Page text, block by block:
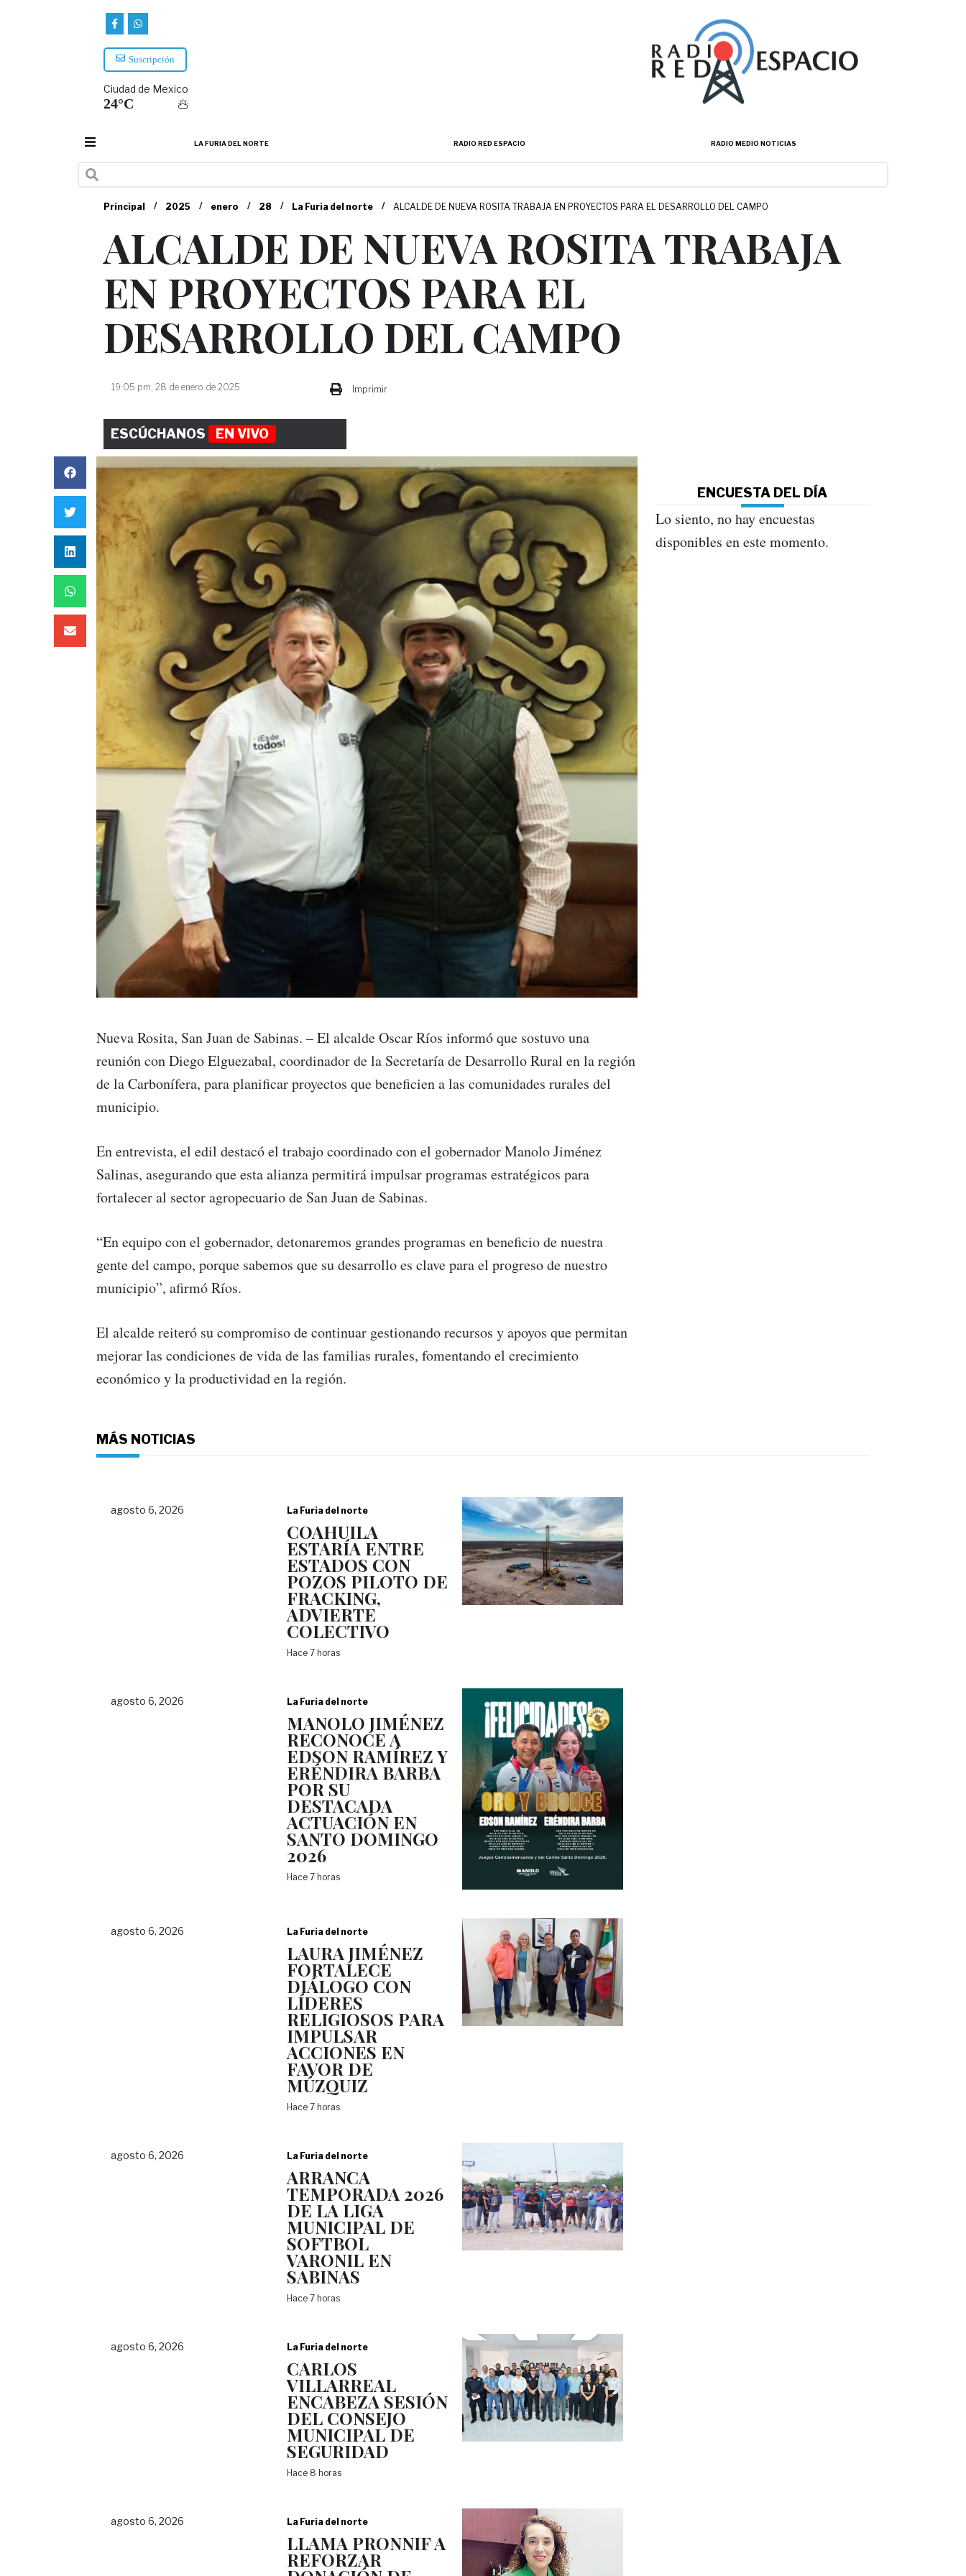
Suscripción
Ciudad de Mexico
24°C
LA FURIA DEL NORTE RADIO RED ESPACIO RADIO MEDIO NOTICIAS
Principal / 2025 / enero / 28 / La Furia del norte / ALCALDE DE NUEVA ROSITA TRABAJA EN PROYECTOS PARA EL DESARROLLO DEL CAMPO
ALCALDE DE NUEVA ROSITA TRABAJA
EN PROYECTOS PARA EL
DESARROLLO DEL CAMPO
19:05 pm, 28 de enero de 2025 Imprimir
ESCÚCHANOS EN VIVO
Nueva Rosita, San Juan de Sabinas. – El alcalde Oscar Ríos informó que sostuvo una
reunión con Diego Elguezabal, coordinador de la Secretaría de Desarrollo Rural en la región
de la Carbonífera, para planificar proyectos que beneficien a las comunidades rurales del
municipio.
En entrevista, el edil destacó el trabajo coordinado con el gobernador Manolo Jiménez
Salinas, asegurando que esta alianza permitirá impulsar programas estratégicos para
fortalecer al sector agropecuario de San Juan de Sabinas.
“En equipo con el gobernador, detonaremos grandes programas en beneficio de nuestra
gente del campo, porque sabemos que su desarrollo es clave para el progreso de nuestro
municipio”, afirmó Ríos.
El alcalde reiteró su compromiso de continuar gestionando recursos y apoyos que permitan
mejorar las condiciones de vida de las familias rurales, fomentando el crecimiento
económico y la productividad en la región.
ENCUESTA DEL DÍA
Lo siento, no hay encuestas
disponibles en este momento.
MÁS NOTICIAS
agosto 6, 2026 La Furia del norte
COAHUILA
ESTARÍA ENTRE
ESTADOS CON
POZOS PILOTO DE
FRACKING,
ADVIERTE
COLECTIVO
Hace 7 horas
agosto 6, 2026 La Furia del norte
MANOLO JIMÉNEZ
RECONOCE A
EDSON RAMÍREZ Y
ERÉNDIRA BARBA
POR SU
DESTACADA
ACTUACIÓN EN
SANTO DOMINGO
2026
Hace 7 horas
agosto 6, 2026 La Furia del norte
LAURA JIMÉNEZ
FORTALECE
DIÁLOGO CON
LÍDERES
RELIGIOSOS PARA
IMPULSAR
ACCIONES EN
FAVOR DE
MÚZQUIZ
Hace 7 horas
agosto 6, 2026 La Furia del norte
ARRANCA
TEMPORADA 2026
DE LA LIGA
MUNICIPAL DE
SOFTBOL
VARONIL EN
SABINAS
Hace 7 horas
agosto 6, 2026 La Furia del norte
CARLOS
VILLARREAL
ENCABEZA SESIÓN
DEL CONSEJO
MUNICIPAL DE
SEGURIDAD
Hace 8 horas
agosto 6, 2026 La Furia del norte
LLAMA PRONNIF A
REFORZAR